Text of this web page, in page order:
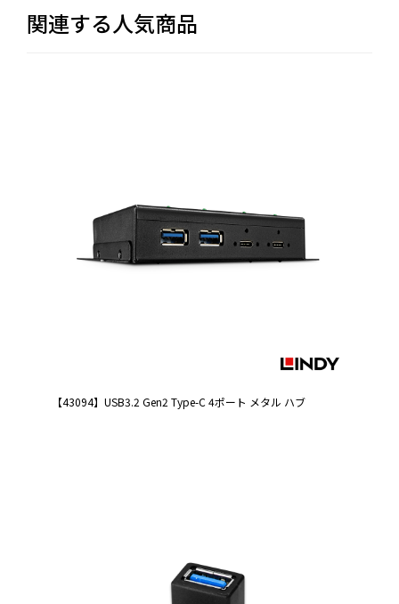
関連する人気商品
【43094】USB3.2 Gen2 Type-C 4ポート メタル ハブ